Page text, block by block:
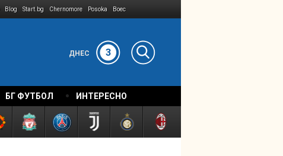
Blog Start.bg Chernomore Posoka Boec
ДНЕС 3
БГ ФУТБОЛ ИНТЕРЕСНО